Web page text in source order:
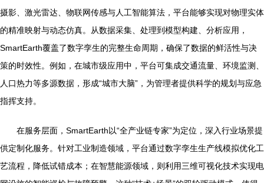
摄影、激光雷达、物联网传感与人工智能算法，平台能够实现对物理实体
的精准映射与动态仿真。从数据采集、处理到模型构建、分析应用，
SmartEarth覆盖了数字孪生的完整生命周期，确保了数据的鲜活性与决
策的时效性。例如，在城市级应用中，平台可集成交通流量、环境监测、
人口热力等多源数据，形成“城市大脑”，为管理者提供科学的规划与应急
指挥支持。
在服务层面，SmartEarth以“全产业链专家”为定位，深入行业场景提
供定制化服务。针对工业制造领域，平台通过数字孪生生产线模拟优化工
艺流程，降低试错成本；在智慧能源领域，则利用三维可视化技术实现电